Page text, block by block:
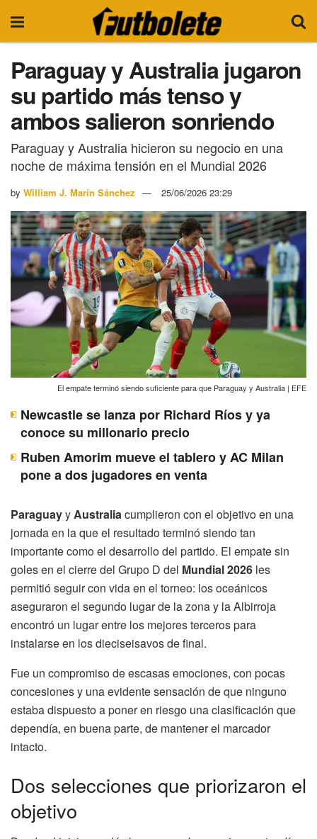
Paraguay y Australia jugaron
su partido más tenso y
ambos salieron sonriendo
Paraguay y Australia hicieron su negocio en una
noche de máxima tensión en el Mundial 2026
by William J. Marín Sánchez 25/06/2026 23:29
El empate terminó siendo suficiente para que Paraguay y Australia | EFE
Newcastle se lanza por Richard Ríos y ya
conoce su millonario precio
Ruben Amorim mueve el tablero y AC Milan
pone a dos jugadores en venta
ParaguayyAustraliacumplieron con el objetivo en una
jornada en la que el resultado terminó siendo tan
importante como el desarrollo del partido. El empate sin
goles en el cierre del Grupo D del Mundial 2026 les
permitió seguir con vida en el torneo: los oceánicos
aseguraron el segundo lugar de la zona y la Albirroja
encontró un lugar entre los mejores terceros para
instalarse en los dieciseisavos de final.
Fue un compromiso de escasas emociones, con pocas
concesiones y una evidente sensación de que ninguno
estaba dispuesto a poner en riesgo una clasificación que
dependía, en buena parte, de mantener el marcador
intacto.
Dos selecciones que priorizaron el
objetivo